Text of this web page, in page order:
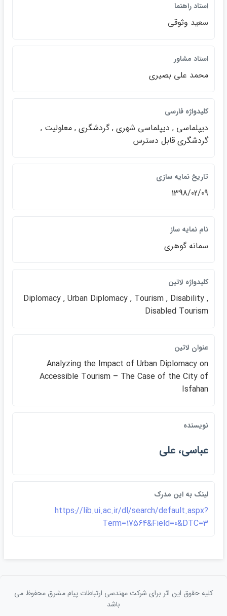
استاد راهنما
سعيد وثوقي
استاد مشاور
محمد علي بصيري
كليدواژه فارسي
ديپلماسي , ديپلماسي شهري , گردشگري , معلوليت ,
گردشگري قابل دسترس
تاريخ نمايه سازي
1398/02/09
نام نمايه ساز
سمانه گوهري
كليدواژه لاتين
Diplomacy , Urban Diplomacy , Tourism , Disability ,
Disabled Tourism
عنوان لاتين
Analyzing the Impact of Urban Diplomacy on
Accessible Tourism – The Case of the City of
Isfahan
نويسنده
عباسي،‌ علي
لينک به اين مدرک
https://lib.ui.ac.ir/dl/search/default.aspx?
Term=17564&Field=0&DTC=3
کلیه حقوق این اثر برای شرکت مهندسی ارتباطات پيام مشرق محفوظ می
باشد